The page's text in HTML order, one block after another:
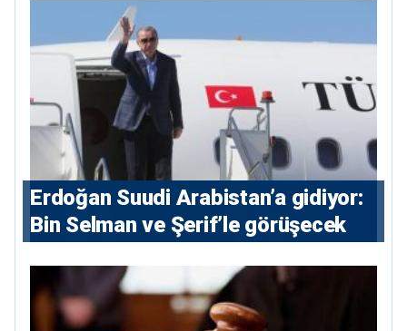
Erdoğan Suudi Arabistan’a gidiyor:
Bin Selman ve Şerif’le görüşecek